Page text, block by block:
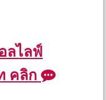
ลไลฟ์
คลิก